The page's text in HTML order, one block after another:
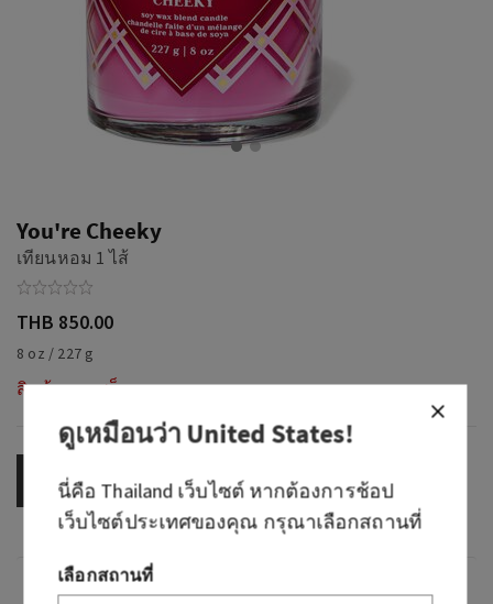
You're Cheeky
เทียนหอม 1 ไส้
THB 850.00
8 oz / 227 g
สินค้าหมดสต็อก
OUT OF STOCK
กลิ่น
ดูเหมือนว่าUnited States!
นี่คือ Thailand เว็บไซต์ หากต้องการช้อป
เว็บไซต์ประเทศของคุณ กรุณาเลือกสถานที่
เลือกสถานที่